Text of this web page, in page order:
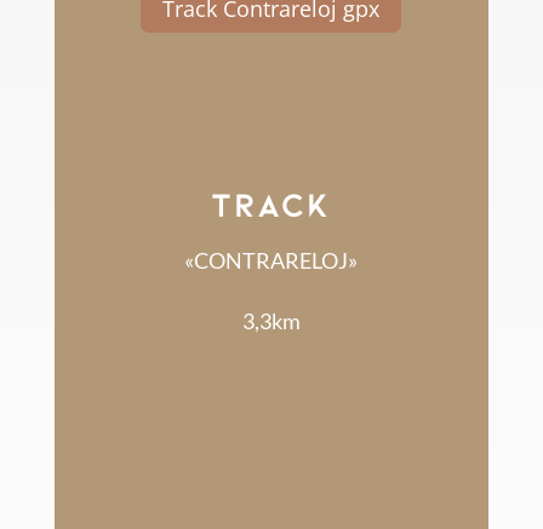
Track Contrareloj gpx
TRACK
«CONTRARELOJ»
3,3km